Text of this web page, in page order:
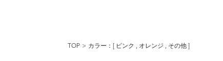
TOP カラー：[ ピンク , オレンジ , その他